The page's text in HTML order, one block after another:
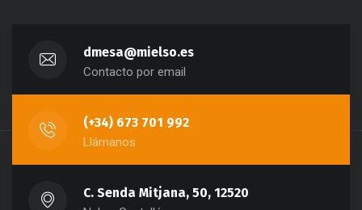
dmesa@mielso.es
Contacto por email
(+34) 673 701 992
Llámanos
C. Senda Mitjana, 50, 12520